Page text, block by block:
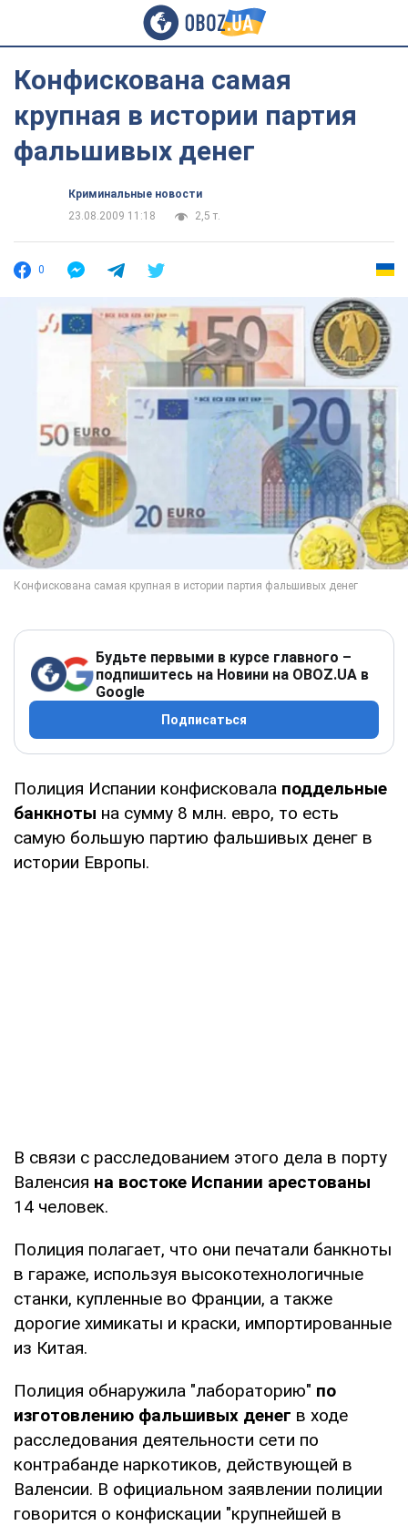
Конфискована самая
крупная в истории партия
фальшивых денег
Криминальные новости
23.08.2009 11:18
2,5 т.
0
Будьте первыми в курсе главного –
подпишитесь на Новини на OBOZ.UA в
Google
Подписаться
Полиция Испании конфисковала поддельные
банкноты на сумму 8 млн. евро, то есть
самую большую партию фальшивых денег в
истории Европы.
В связи с расследованием этого дела в порту
Валенсия на востоке Испании арестованы
14 человек.
Полиция полагает, что они печатали банкноты
в гараже, используя высокотехнологичные
станки, купленные во Франции, а также
дорогие химикаты и краски, импортированные
из Китая.
Полиция обнаружила "лабораторию" по
изготовлению фальшивых денег в ходе
расследования деятельности сети по
контрабанде наркотиков, действующей в
Валенсии. В официальном заявлении полиции
говорится о конфискации "крупнейшей в